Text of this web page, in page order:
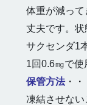
体重が減っ
丈夫です。状
サクセンダ1
1回0.6㎎で使
保管方法・・
凍結させな